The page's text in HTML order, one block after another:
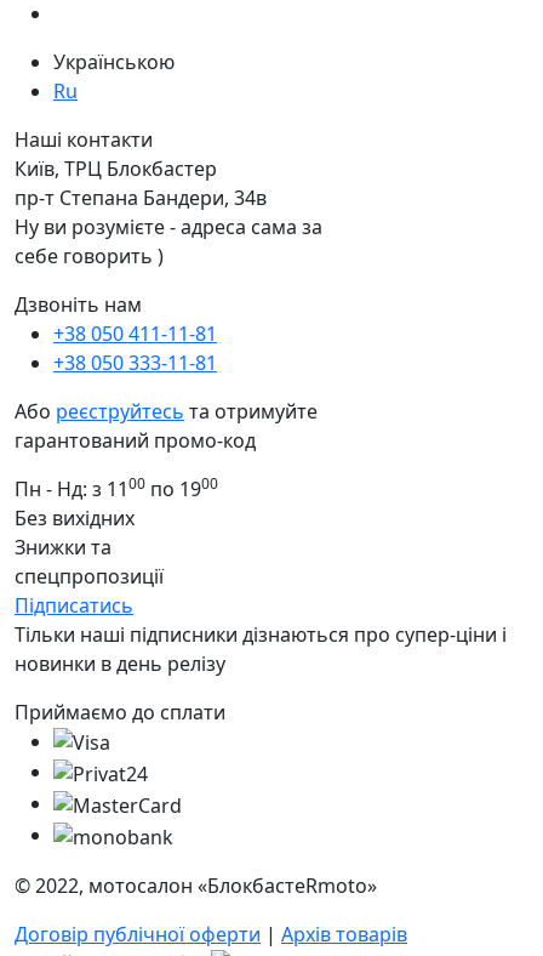
Українською
Ru
Наші контакти
Київ, ТРЦ Блокбастер
пр-т Степана Бандери, 34в
Ну ви розумієте - адреса сама за
себе говорить )
Дзвоніть нам
+38 050 411-11-81
+38 050 333-11-81
Або реєструйтесь та отримуйте
гарантований промо-код
Пн - Нд: з 1100 по 1900
Без вихідних
Знижки та
спецпропозиції
Підписатись
Тільки наші підписники дізнаються про супер-ціни і
новинки в день релізу
Приймаємо до сплати
© 2022, мотосалон «БлокбастеRmoto»
Договір публічної оферти | Архів товарів